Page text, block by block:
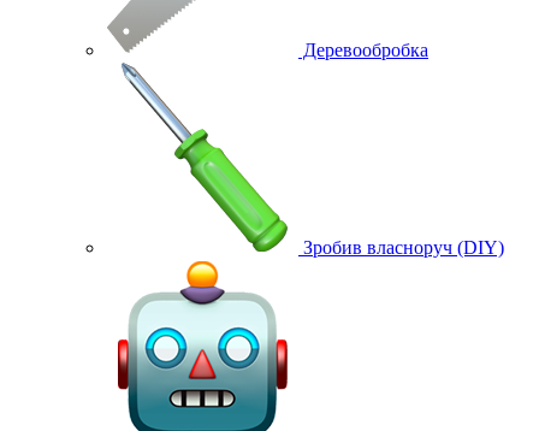
Деревообробка
Зробив власноруч (DIY)